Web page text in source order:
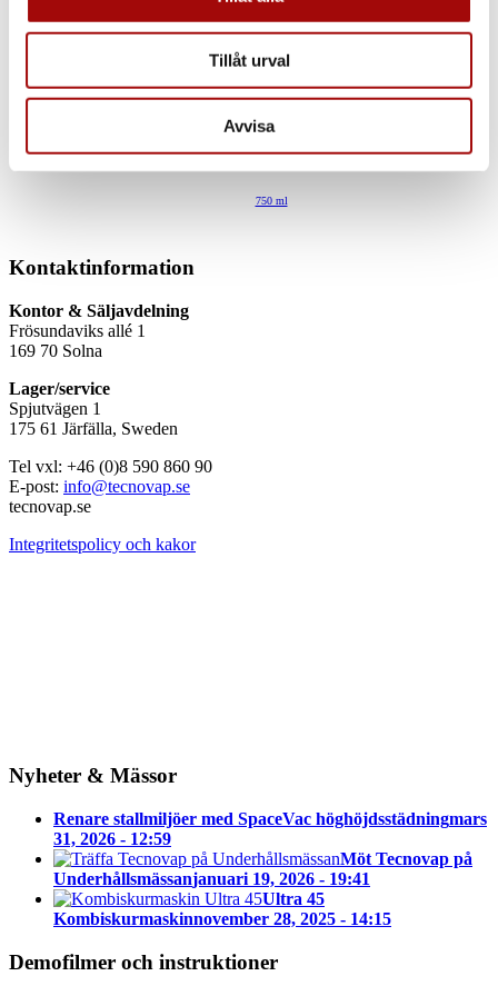
information från din enhet till de sociala medier och
Dessa kan i sin tur kombinera informationen med annan
information som du har tillhandahållit eller som de har
samlat in när du har använt deras tjänster.
Tillåt urval
Avvisa
Z-Water X-power, 750 ml med
spraymunstycke
750 ml
Kontaktinformation
Kontor & Säljavdelning
Frösundaviks allé 1
169 70 Solna
Lager/service
Spjutvägen 1
175 61 Järfälla, Sweden
Tel vxl: +46 (0)8 590 860 90
E-post: info@tecnovap.se
tecnovap.se
Integritetspolicy och kakor
Nyheter & Mässor
Renare stallmiljöer med SpaceVac höghöjdsstädningmars
31, 2026 - 12:59
Möt Tecnovap på
Underhållsmässanjanuari 19, 2026 - 19:41
Ultra 45
Kombiskurmaskinnovember 28, 2025 - 14:15
Demofilmer och instruktioner